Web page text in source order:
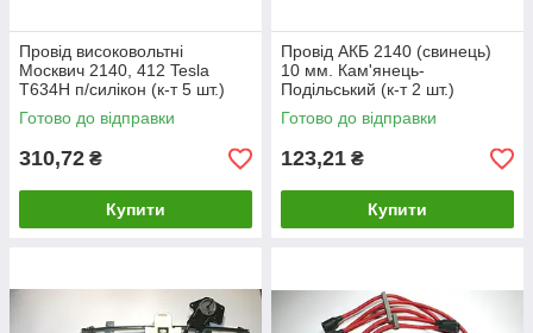
Провід високовольтні
Москвич 2140, 412 Tesla
T634H п/силікон (к-т 5 шт.)
Тесла
Готово до відправки
310,72 ₴
Купити
Провід АКБ 2140 (свинець)
10 мм. Кам'янець-
Подільський (к-т 2 шт.)
Готово до відправки
123,21 ₴
Купити